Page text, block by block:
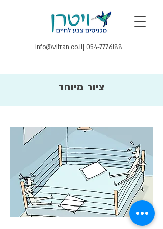
info@vitran.co.il| 054-7776188
ציור מיוחד